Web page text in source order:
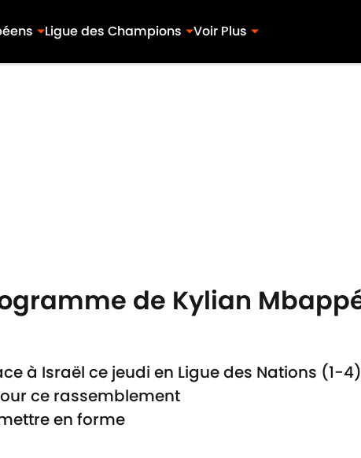
Ligue des Champions Voir Plus
de Kylian
à Israël ce jeudi en Ligue des Nations (1-4)
ce rassemblement
en forme